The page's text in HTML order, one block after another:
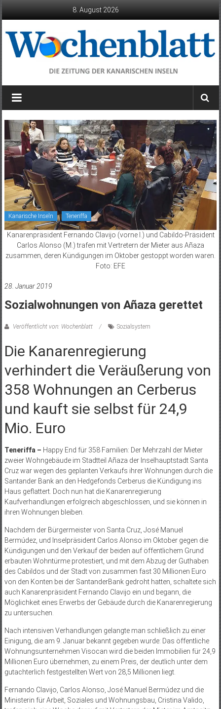
8. August 2026
Wochenblatt
die
der
Kanarischen
Inseln
Kanarische Inseln Teneriffa
Kanarenpräsident Fernando Clavijo (vorne l.) und Cabildo-Präsident
Carlos Alonso (M.) trafen mit Vertretern der Mieter aus Añaza
zusammen, deren Kündigungen im Oktober gestoppt worden waren.
Foto: EFE
28. Januar 2019
Sozialwohnungen von Añaza gerettet
Veröffentlicht von: Wochenblatt Sozialsystem
Die Kanarenregierung
verhindert die Veräußerung von
358 Wohnungen an Cerberus
und kauft sie selbst für 24,9
Mio. Euro
Teneriffa – Happy End für 358 Familien: Der Mehrzahl der Mieter
zweier Wohngebäude im Stadtteil Añaza der Inselhauptstadt Santa
Cruz war wegen des geplanten Verkaufs ihrer Wohnungen durch die
Santander Bank an den Hedgefonds Cerberus die Kündigung ins
Haus geflattert. Doch nun hat die Kanarenregierung
Kaufverhandlungen erfolgreich abgeschlossen, und sie können in
ihren Wohnungen bleiben.
Nachdem der Bürgermeister von Santa Cruz, José Manuel
Bermúdez, und Inselpräsident Carlos Alonso im Oktober gegen die
Kündigungen und den Verkauf der beiden auf öffentlichem Grund
erbauten Wohntürme protestiert, und mit dem Abzug der Guthaben
des Cabildos und der Stadt von zusammen fast 30 Millionen Euro
von den Konten bei der SantanderBank gedroht hatten, schaltete sich
auch Kanarenpräsident Fernando Clavijo ein und begann, die
Möglichkeit eines Erwerbs der Gebäude durch die Kanarenregierung
zu untersuchen.
Nach intensiven Verhandlungen gelangte man schließlich zu einer
Einigung, die am 9. Januar bekannt gegeben wurde: Das öffentliche
Wohnungsunternehmen Visocan wird die beiden Immobilien für 24,9
Millionen Euro übernehmen, zu einem Preis, der deutlich unter dem
gutachterlich festgestellten Wert von 28,5 Millionen liegt.
Fernando Clavijo, Carlos Alonso, José Manuel Bermúdez und die
Ministerin für Arbeit, Soziales und Wohnungsbau, Cristina Valido,